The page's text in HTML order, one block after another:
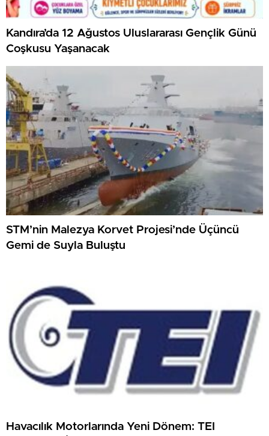
Kandıra’da 12 Ağustos Uluslararası Gençlik Günü
Coşkusu Yaşanacak
STM’nin Malezya Korvet Projesi’nde Üçüncü
Gemi de Suyla Buluştu
Havacılık Motorlarında Yeni Dönem: TEI